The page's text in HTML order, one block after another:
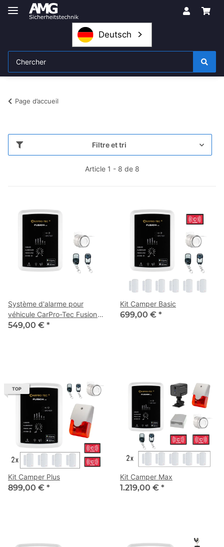
Deutsch
Page d’accueil
Filtre et tri
Article 1 - 8 de 8
Système d'alarme pour
véhicule CarPro-Tec Fusion
4G LTE avec suivi GPS et
549,00 € *
Kit Camper Basic
699,00 € *
TOP
Kit Camper Plus
899,00 € *
Kit Camper Max
1.219,00 € *